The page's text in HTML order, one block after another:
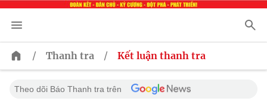
/ Thanh tra / Kết luận thanh tra
Theo dõi Báo Thanh tra trên